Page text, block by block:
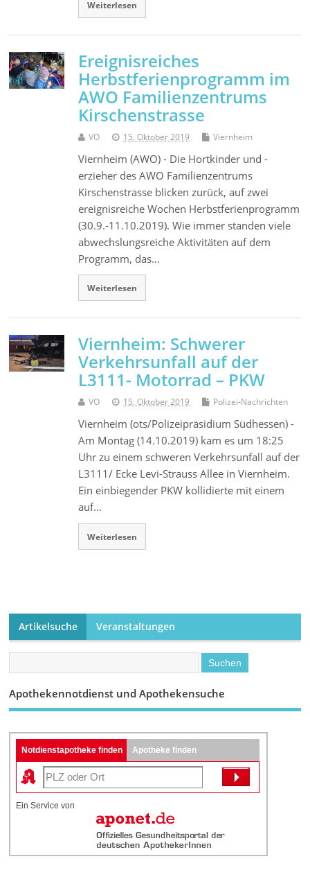
Weiterlesen
Ereignisreiches
Herbstferienprogramm im
AWO Familienzentrums
Kirschenstrasse
VO 15. Oktober 2019 Viernheim
Viernheim (AWO) - Die Hortkinder und -
erzieher des AWO Familienzentrums
Kirschenstrasse blicken zurück, auf zwei
ereignisreiche Wochen Herbstferienprogramm
(30.9.-11.10.2019). Wie immer standen viele
abwechslungsreiche Aktivitäten auf dem
Programm, das…
Weiterlesen
Viernheim: Schwerer
Verkehrsunfall auf der
L3111- Motorrad – PKW
VO 15. Oktober 2019 Polizei-Nachrichten
Viernheim (ots/Polizeipräsidium Südhessen) -
Am Montag (14.10.2019) kam es um 18:25
Uhr zu einem schweren Verkehrsunfall auf der
L3111/ Ecke Levi-Strauss Allee in Viernheim.
Ein einbiegender PKW kollidierte mit einem
auf…
Weiterlesen
Artikelsuche Veranstaltungen
Apothekennotdienst und Apothekensuche
Notdienstapotheke finden Apotheke finden
Ein Service von